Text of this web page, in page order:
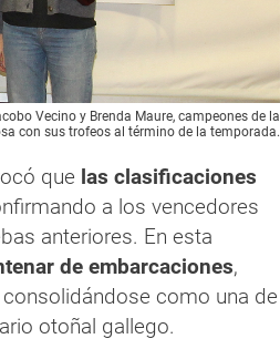
Vecino y Brenda Maure, campeones de la
con sus trofeos al término de la temporada.
que las clasificaciones
a los vencedores
anteriores. En esta
de embarcaciones,
como una de
otoñal gallego.